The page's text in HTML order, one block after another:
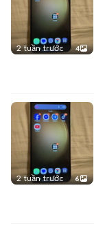
2 tuần trước 4
2 tuần trước 6